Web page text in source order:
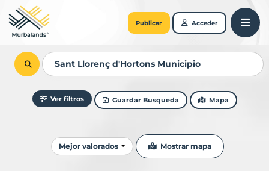
Publicar Acceder
Ver filtros Guardar Busqueda Mapa
Ordenar resultados
Mejor valorados Mostrar mapa